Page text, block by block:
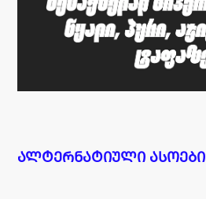
ᲐᲚᲢᲔᲠᲜᲐᲢᲘᲣᲚᲘ ᲐᲡᲝᲔᲑᲘ